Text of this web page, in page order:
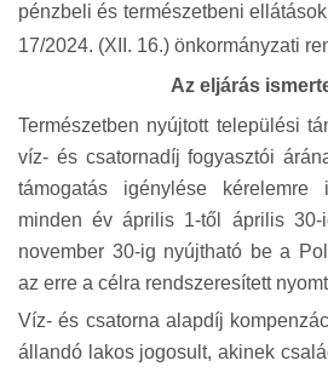
pénzbeli és természetbeni
17/2024. (XII. 16.) önkormányzati
Az eljárás
Természetben nyújtott települési
víz- és csatornadíj fogyasztói
támogatás igénylése kérelemre
minden év április 1-től április 30-
november 30-ig nyújtható be a
az erre a célra rendszeresített
Víz- és csatorna alapdíj
állandó lakos jogosult, akinek